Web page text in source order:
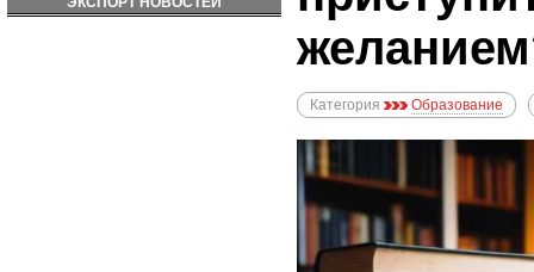
Категория Образование